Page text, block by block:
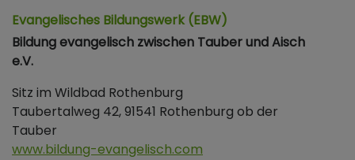
Evangelisches Bildungswerk (EBW)
Bildung evangelisch zwischen Tauber und Aisch
e.V.
Sitz im Wildbad Rothenburg
Taubertalweg 42, 91541 Rothenburg ob der
Tauber
www.bildung-evangelisch.com